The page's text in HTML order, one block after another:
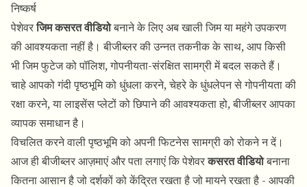
निष्कर्ष
पेशेवरजिम कसरत वीडियोबनाने के लिए अब खाली जिम या महंगे उपकरण
की आवश्यकता नहीं है। बीजीब्लर की उन्नत तकनीक के साथ, आप किसी
भी जिम फुटेज को पॉलिश, गोपनीयता-संरक्षित सामग्री में बदल सकते हैं।
चाहे आपको गंदी पृष्ठभूमि को धुंधला करने, चेहरे के धुंधलेपन से गोपनीयता की
रक्षा करने, या लाइसेंस प्लेटों को छिपाने की आवश्यकता हो, बीजीब्लर आपका
व्यापक समाधान है।
विचलित करने वाली पृष्ठभूमि को अपनी फिटनेस सामग्री को रोकने न दें।
आज ही बीजीब्लर आज़माएं और पता लगाएं कि पेशेवरकसरत वीडियोबनाना
कितना आसान है जो दर्शकों को केंद्रित रखता है जो मायने रखता है - आपकी